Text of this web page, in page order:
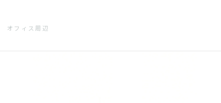
オフィス周辺